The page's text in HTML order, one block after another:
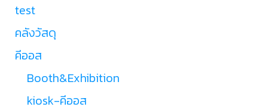
test
คลังวัสดุ
คีออส
Booth&Exhibition
kiosk-คีออส